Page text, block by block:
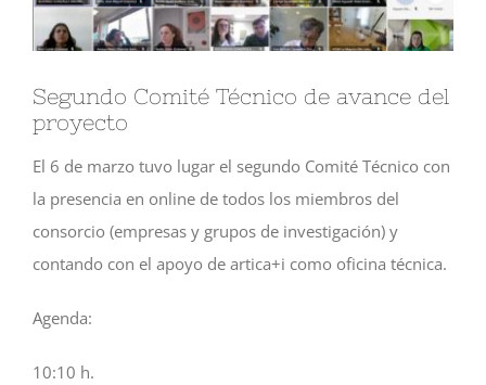
Segundo Comité Técnico de avance del
proyecto
El 6 de marzo tuvo lugar el segundo Comité Técnico con
la presencia en online de todos los miembros del
consorcio (empresas y grupos de investigación) y
contando con el apoyo de artica+i como oficina técnica.
Agenda:
10:10 h.